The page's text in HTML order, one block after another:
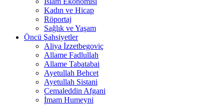
Kadın ve Hicap
Röportaj
Sağlık ve Yaşam
Öncü Şahsiyetler
Aliya İzzetbegoviç
Allame Fadlullah
Allame Tabatabai
Ayetullah Behcet
Ayetullah Sistani
Cemaleddin Afgani
İmam Humeyni